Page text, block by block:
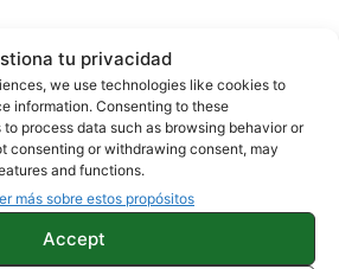
tu privacidad
we use technologies like cookies to
information. Consenting to these
process data such as browsing behavior or
consenting or withdrawing consent, may
and functions.
más sobre estos propósitos
Accept
principal proveedor de chipset
2016?